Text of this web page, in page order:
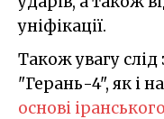
уніфікації.
Також увагу
"Герань-4", як і на
основі